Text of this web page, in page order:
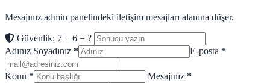
Mesajınız admin panelindeki iletişim mesajları alanına düşer.
Güvenlik: 7 + 6 = ?
Adınız Soyadınız * E-posta *
Konu * Mesajınız *